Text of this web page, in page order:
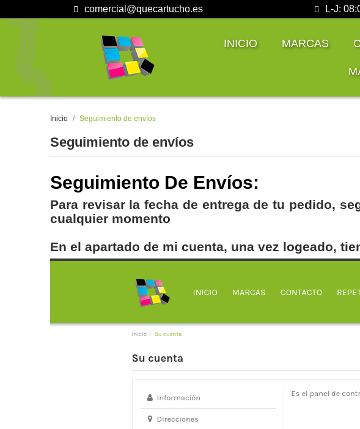
comercial@quecartucho.es L-J:
INICIO MARCAS
Inicio Seguimiento de envíos
Seguimiento de envíos
Seguimiento De Envíos:
Para revisar la fecha de entrega de tu pedido,
cualquier momento
En el apartado de mi cuenta, una vez logeado,